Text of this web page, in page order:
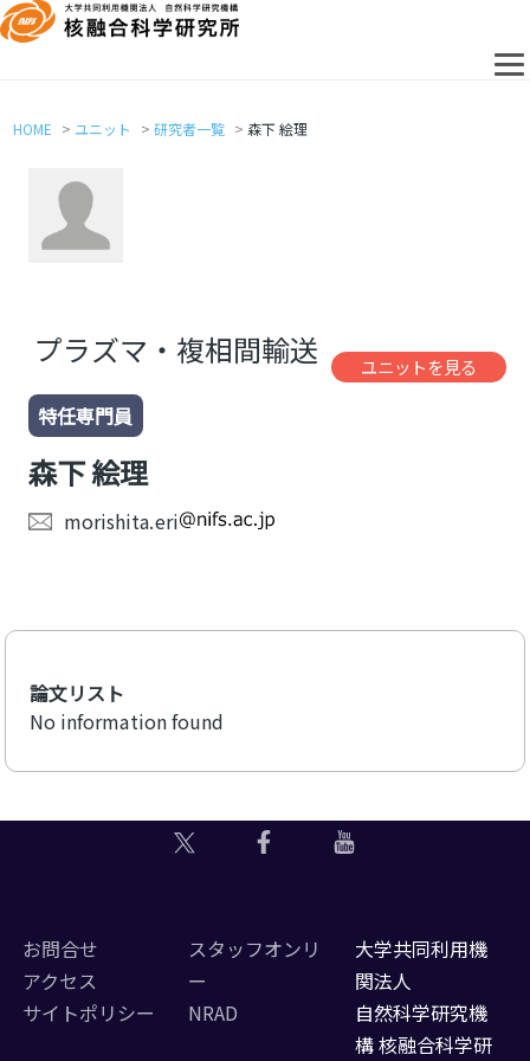
HOME ユニット 研究者一覧 森下 絵理
プラズマ・複相間輸送 ユニットを見る
特任専門員
森下 絵理
morishita.eri
論文リスト
No information found
お問合せ
アクセス
サイトポリシー
スタッフオンリ
ー
NRAD
大学共同利用機
関法人
自然科学研究機
構 核融合科学研